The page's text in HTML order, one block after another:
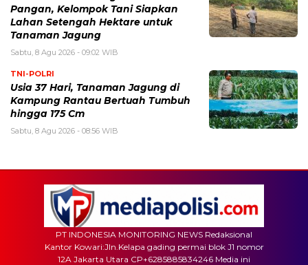
Pangan, Kelompok Tani Siapkan
Lahan Setengah Hektare untuk
Tanaman Jagung
Sabtu, 8 Agu 2026 - 09:02 WIB
TNI-POLRI
Usia 37 Hari, Tanaman Jagung di
Kampung Rantau Bertuah Tumbuh
hingga 175 Cm
Sabtu, 8 Agu 2026 - 08:56 WIB
PT INDONESIA MONITORING NEWS Redaksional
Kantor Kowari:Jln.Kelapa gading permai blok J1 nomor
12A Jakarta Utara CP+6285885834246 Media ini